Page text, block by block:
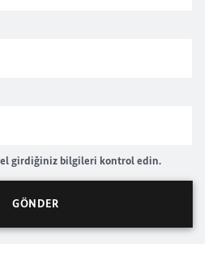
girdiğiniz bilgileri kontrol edin.